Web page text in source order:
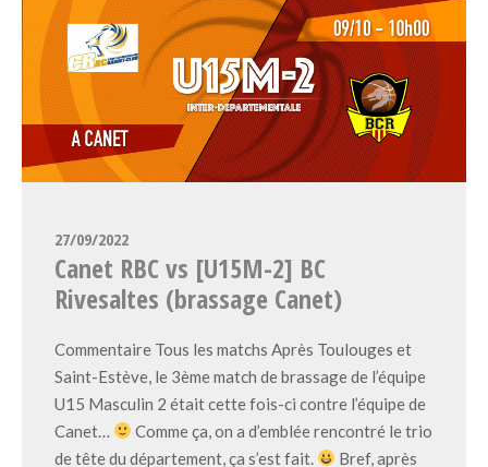
27/09/2022
Canet RBC vs [U15M-2] BC
Rivesaltes (brassage Canet)
Commentaire Tous les matchs Après Toulouges et
Saint-Estève, le 3ème match de brassage de l’équipe
U15 Masculin 2 était cette fois-ci contre l’équipe de
Canet…
Comme ça, on a d’emblée rencontré le trio
de tête du département, ça s’est fait.
Bref, après